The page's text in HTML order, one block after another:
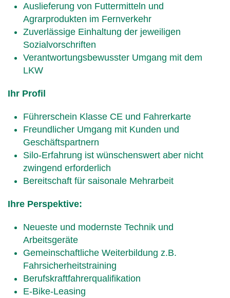
Auslieferung von Futtermitteln und
Agrarprodukten im Fernverkehr
Zuverlässige Einhaltung der jeweiligen
Sozialvorschriften
Verantwortungsbewusster Umgang mit dem
LKW
Ihr Profil
Führerschein Klasse CE und Fahrerkarte
Freundlicher Umgang mit Kunden und
Geschäftspartnern
Silo-Erfahrung ist wünschenswert aber nicht
zwingend erforderlich
Bereitschaft für saisonale Mehrarbeit
Ihre Perspektive:
Neueste und modernste Technik und
Arbeitsgeräte
Gemeinschaftliche Weiterbildung z.B.
Fahrsicherheitstraining
Berufskraftfahrerqualifikation
E-Bike-Leasing